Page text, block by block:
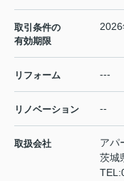
取引条件の
有効期限
リフォーム ---
リノベーション --
取扱会社
アパ
茨城
TEL: